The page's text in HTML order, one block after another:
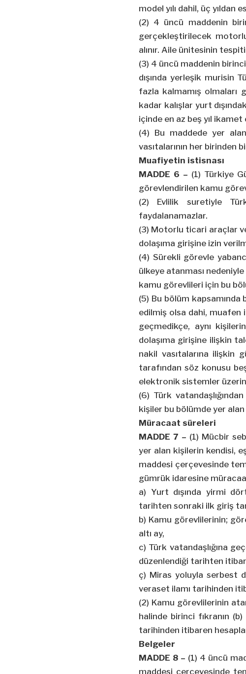
model yılı dahil, üç yıldan
(2) 4 üncü maddenin
gerçekleştirilecek
alınır. Aile ünitesinin
(3) 4 üncü maddenin
dışında yerleşik murisin
fazla kalmamış olmaları
kadar kalışlar yurt
içinde en az beş yıl
(4) Bu maddede yer
vasıtalarının her birinden
Muafiyetin istisnası
MADDE 6 – (1) Türkiye
görevlendirilen kamu
(2) Evlilik suretiyle
faydalanamazlar.
(3) Motorlu ticari araçlar
dolaşıma girişine izin
(4) Sürekli görevle
ülkeye atanması
kamu görevlileri için bu
(5) Bu bölüm
edilmiş olsa dahi, muafen
geçmedikçe, aynı
dolaşıma girişine ilişkin
nakil vasıtalarına ilişkin
tarafından söz konusu
elektronik sistemler
(6) Türk
kişiler bu bölümde yer
Müracaat süreleri
MADDE 7 – (1) Mücbir
yer alan kişilerin kendisi,
maddesi çerçevesinde
gümrük idaresine
a) Yurt dışında yirmi
tarihten sonraki ilk giriş
b) Kamu görevlilerinin;
altı ay,
c) Türk vatandaşlığına
düzenlendiği tarihten
ç) Miras yoluyla serbest
veraset ilamı tarihinden
(2) Kamu görevlilerinin
halinde birinci fıkranın
tarihinden itibaren
Belgeler
MADDE 8 – (1) 4 üncü
maddesi çerçevesinde